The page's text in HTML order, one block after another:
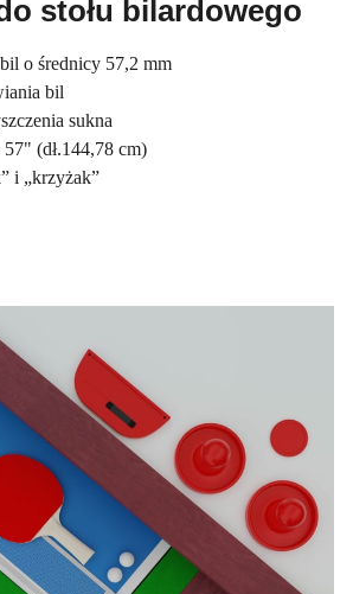
stołu bilardowego
o średnicy 57,2 mm
bil
sukna
(dł.144,78 cm)
i „krzyżak”